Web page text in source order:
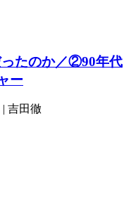
ったのか／②90年代
ー
吉田徹